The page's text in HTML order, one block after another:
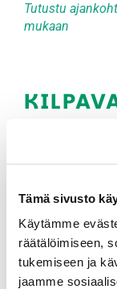
Tämä sivusto
Käytämme
räätälöimiseen,
tukemiseen ja
jaamme
Tutustu
mukaan
yhteistyössä
kehitykseen:
Tekniikka